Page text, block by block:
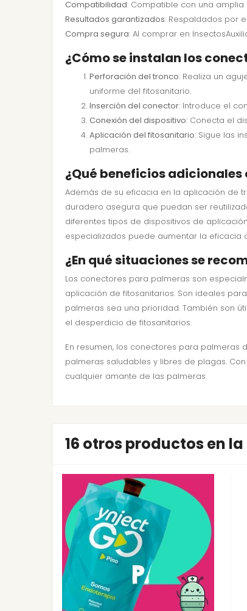
Compatibilidad: Compatible con una
Resultados garantizados: Respaldados por
Compra segura: Al comprar en
¿Cómo se instalan los
Perforación del tronco: Realiza un
uniforme del fitosanitario.
Inserción del conector: Introduce el
Conexión del dispositivo: Conecta el
Aplicación del fitosanitario: Sigue las
palmeras.
¿Qué beneficios
Además de su eficacia en la aplicación de
duradero asegura que puedan ser
diferentes tipos de dispositivos de
especializados puede aumentar la eficacia
¿En qué situaciones se
Los conectores para palmeras son
aplicación de fitosanitarios. Son ideales
palmeras sea una prioridad. También son
el desperdicio de fitosanitarios.
En resumen, los conectores para palmeras
palmeras saludables y libres de plagas.
cualquier amante de las palmeras.
16 otros productos en